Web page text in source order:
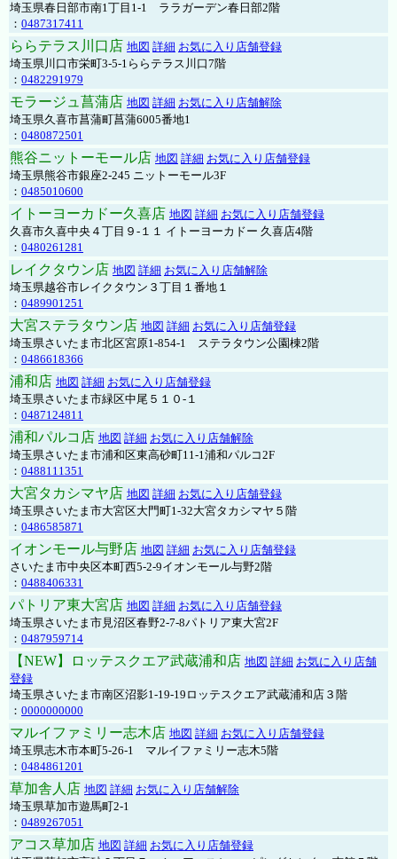
埼玉県春日部市南1丁目1-1 ララガーデン春日部2階
： 0487317411
ららテラス川口店 地図 詳細 お気に入り店舗登録
埼玉県川口市栄町3-5-1ららテラス川口7階
： 0482291979
モラージュ菖蒲店 地図 詳細 お気に入り店舗解除
埼玉県久喜市菖蒲町菖蒲6005番地1
： 0480872501
熊谷ニットーモール店 地図 詳細 お気に入り店舗登録
埼玉県熊谷市銀座2-245 ニットーモール3F
： 0485010600
イトーヨーカドー久喜店 地図 詳細 お気に入り店舗登録
久喜市久喜中央４丁目９-１１ イトーヨーカドー 久喜店4階
： 0480261281
レイクタウン店 地図 詳細 お気に入り店舗解除
埼玉県越谷市レイクタウン３丁目１番地１
： 0489901251
大宮ステラタウン店 地図 詳細 お気に入り店舗登録
埼玉県さいたま市北区宮原1-854-1 ステラタウン公園棟2階
： 0486618366
浦和店 地図 詳細 お気に入り店舗登録
埼玉県さいたま市緑区中尾５１０-１
： 0487124811
浦和パルコ店 地図 詳細 お気に入り店舗解除
埼玉県さいたま市浦和区東高砂町11-1浦和パルコ2F
： 0488111351
大宮タカシマヤ店 地図 詳細 お気に入り店舗登録
埼玉県さいたま市大宮区大門町1-32大宮タカシマヤ５階
： 0486585871
イオンモール与野店 地図 詳細 お気に入り店舗登録
さいたま市中央区本町西5-2-9イオンモール与野2階
： 0488406331
パトリア東大宮店 地図 詳細 お気に入り店舗登録
埼玉県さいたま市見沼区春野2-7-8パトリア東大宮2F
： 0487959714
【NEW】ロッテスクエア武蔵浦和店 地図 詳細 お気に入り店舗
登録
埼玉県さいたま市南区沼影1-19-19ロッテスクエア武蔵浦和店３階
： 0000000000
マルイファミリー志木店 地図 詳細 お気に入り店舗登録
埼玉県志木市本町5-26-1 マルイファミリー志木5階
： 0484861201
草加舎人店 地図 詳細 お気に入り店舗解除
埼玉県草加市遊馬町2-1
： 0489267051
アコス草加店 地図 詳細 お気に入り店舗登録